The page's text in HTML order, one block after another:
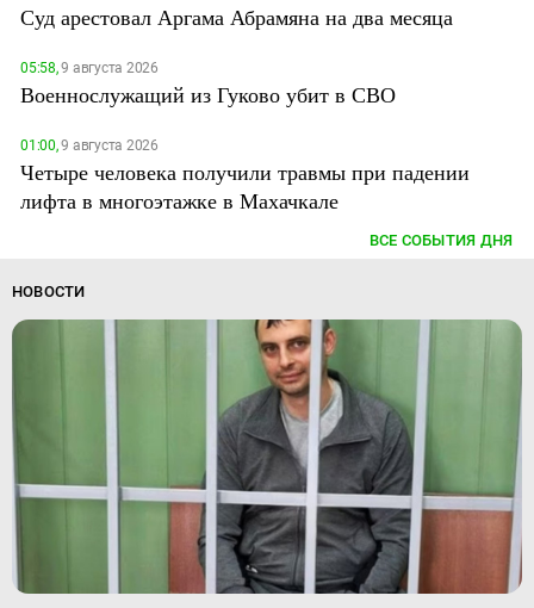
Суд арестовал Аргама Абрамяна на два месяца
05:58,9 августа 2026
Военнослужащий из Гуково убит в СВО
01:00,9 августа 2026
Четыре человека получили травмы при падении
лифта в многоэтажке в Махачкале
ВСЕ СОБЫТИЯ ДНЯ
НОВОСТИ